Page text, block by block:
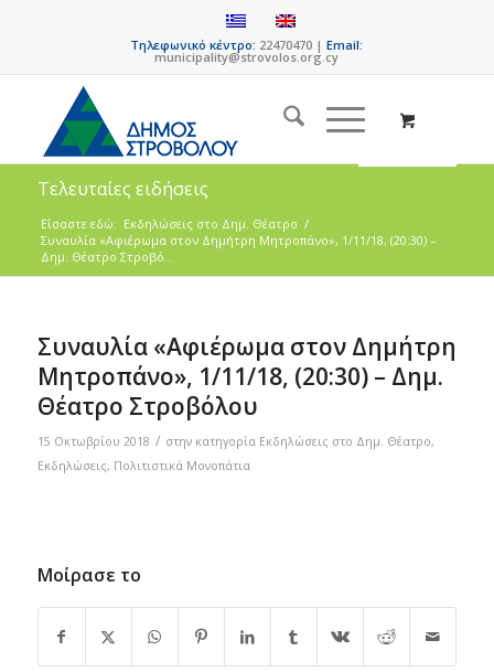
Τηλεφωνικό κέντρο: 22470470 |Email:
municipality@strovolos.org.cy
Τελευταίες ειδήσεις
Είσαστε εδώ: Eκδηλώσεις στο Δημ. Θέατρο /
Συναυλία «Αφιέρωμα στον Δημήτρη Μητροπάνο», 1/11/18, (20:30) –
Δημ. Θέατρο Στροβό...
Συναυλία «Αφιέρωμα στον Δημήτρη
Μητροπάνο», 1/11/18, (20:30) – Δημ.
Θέατρο Στροβόλου
15 Οκτωβρίου 2018 / στην κατηγορία Eκδηλώσεις στο Δημ. Θέατρο,
Εκδηλώσεις, Πολιτιστικά Μονοπάτια
Μοίρασε το